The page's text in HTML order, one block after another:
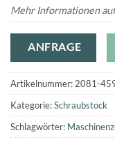
Mehr Informationen
ANFRAGE
Artikelnummer:2081-
Kategorie:Schraubstock
Schlagwörter: